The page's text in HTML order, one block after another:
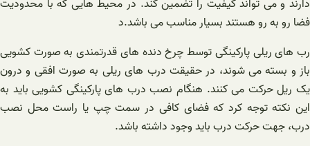
دارند و می تواند کیفیت را تضمین کند. در محیط هایی که با محدودیت
فضا رو به رو هستند بسیار مناسب می باشد.د
رب های ریلی پارکینگی توسط چرخ دنده های قدرتمندی به صورت کشویی
باز و بسته می شوند، در حقیقت درب های ریلی به صورت افقی و درون
یک ریل حرکت می کنند. هنگام نصب درب های پارکینگی کشویی باید به
این نکته توجه کرد که فضای کافی در سمت چپ یا راست محل نصب
درب، جهت حرکت درب باید وجود داشته باشد.